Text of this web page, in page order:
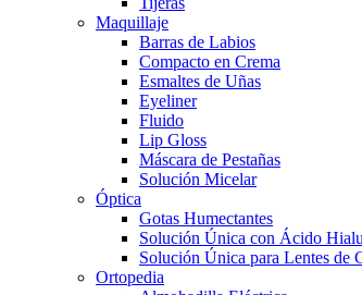
Maquillaje
Barras de Labios
Compacto en Crema
Esmaltes de Uñas
Eyeliner
Fluido
Lip Gloss
Máscara de Pestañas
Solución Micelar
Óptica
Gotas Humectantes
Solución Única con Ácido
Solución Única para Lentes de
Ortopedia